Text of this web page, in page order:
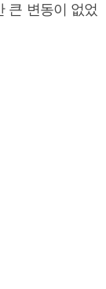
큰 변동이 없었